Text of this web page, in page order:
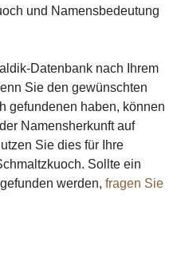
und Namensbedeutung
Datenbank nach Ihrem
Sie den gewünschten
gefundenen haben, können
Namensherkunft auf
Sie dies für Ihre
Sollte ein
werden, fragen Sie